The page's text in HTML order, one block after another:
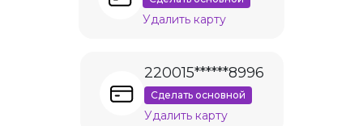
Удалить карту
220015******8996
Сделать основной
Удалить карту